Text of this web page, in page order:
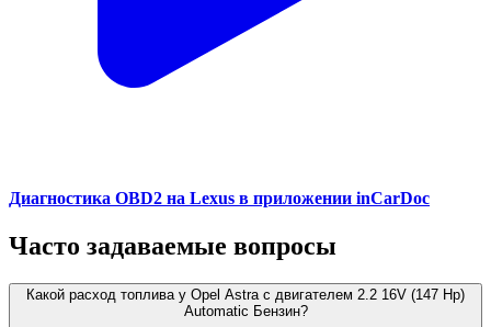
Диагностика OBD2 на Lexus в приложении inCarDoc
Часто задаваемые вопросы
Какой расход топлива у Opel Astra с двигателем 2.2 16V (147 Hp)
Automatic Бензин?